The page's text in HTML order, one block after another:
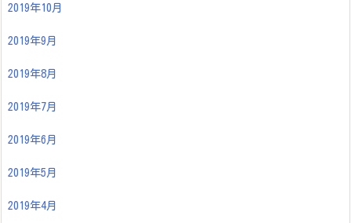
2019年10月
2019年9月
2019年8月
2019年7月
2019年6月
2019年5月
2019年4月